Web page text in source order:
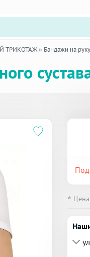
ТРИКОТАЖ» Бандажи на руку
Под
* Цена